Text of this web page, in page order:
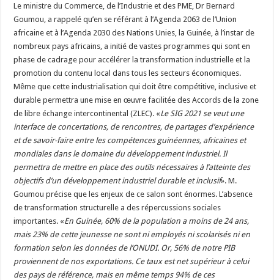
Le ministre du Commerce, de l’Industrie et des PME, Dr Bernard
Goumou, a rappelé qu’en se référant à l’Agenda 2063 de l’Union
africaine et à l’Agenda 2030 des Nations Unies, la Guinée, à l’instar de
nombreux pays africains, a initié de vastes programmes qui sont en
phase de cadrage pour accélérer la transformation industrielle et la
promotion du contenu local dans tous les secteurs économiques.
Même que cette industrialisation qui doit être compétitive, inclusive et
durable permettra une mise en œuvre facilitée des Accords de la zone
de libre échange intercontinental (ZLEC). «Le SIG 2021 se veut une
interface de concertations, de rencontres, de partages d’expérience
et de savoir-faire entre les compétences guinéennes, africaines et
mondiales dans le domaine du développement industriel. Il
permettra de mettre en place des outils nécessaires à l’atteinte des
objectifs d’un développement industriel durable et inclusif». M.
Goumou précise que les enjeux de ce salon sont énormes. L’absence
de transformation structurelle a des répercussions sociales
importantes. «En Guinée, 60% de la population a moins de 24 ans,
mais 23% de cette jeunesse ne sont ni employés ni scolarisés ni en
formation selon les données de l’ONUDI. Or, 56% de notre PIB
proviennent de nos exportations. Ce taux est net supérieur à celui
des pays de référence, mais en même temps 94% de ces